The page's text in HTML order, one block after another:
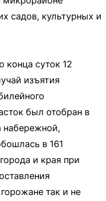
садов, культурных и
конца суток 12
изъятия
был отобран в
набережной,
в 161
и края при
так и не